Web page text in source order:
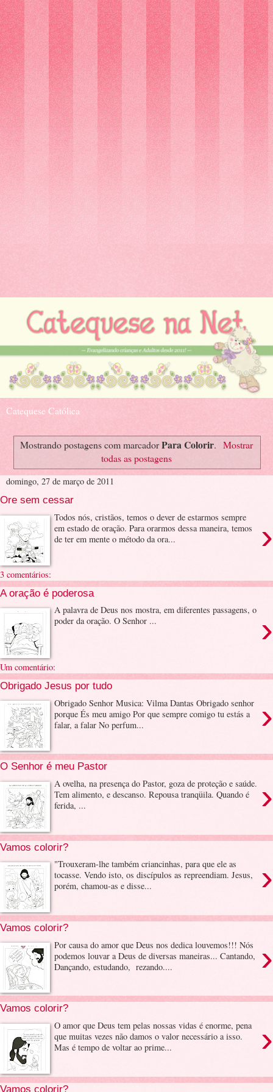
Catequese Católica
Mostrando postagens com marcadorPara Colorir. Mostrar
todas as postagens
domingo, 27 de março de 2011
Ore sem cessar
›
Todos nós, cristãos, temos o dever de estarmos sempre
em estado de oração. Para orarmos dessa maneira, temos
de ter em mente o método da ora...
3 comentários:
A oração é poderosa
›
A palavra de Deus nos mostra, em diferentes passagens, o
poder da oração. O Senhor ...
Um comentário:
Obrigado Jesus por tudo
›
Obrigado Senhor Musica: Vilma Dantas Obrigado senhor
porque És meu amigo Por que sempre comigo tu estás a
falar, a falar No perfum...
O Senhor é meu Pastor
›
A ovelha, na presença do Pastor, goza de proteção e saúde.
Tem alimento, e descanso. Repousa tranqüila. Quando é
ferida, ...
Vamos colorir?
›
"Trouxeram-lhe também criancinhas, para que ele as
tocasse. Vendo isto, os discípulos as repreendiam. Jesus,
porém, chamou-as e disse...
Vamos colorir?
›
Por causa do amor que Deus nos dedica louvemos!!! Nós
podemos louvar a Deus de diversas maneiras... Cantando,
Dançando, estudando, rezando....
Vamos colorir?
›
O amor que Deus tem pelas nossas vidas é enorme, pena
que muitas vezes não damos o valor necessário a isso.
Mas é tempo de voltar ao prime...
Vamos colorir?